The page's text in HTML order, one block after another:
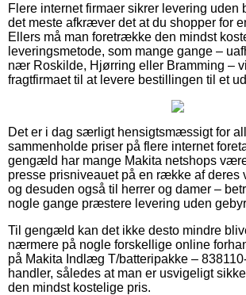
Flere internet firmaer sikrer levering uden
det meste afkræver det at du shopper for
Ellers må man foretrække den mindst
leveringsmetode, som mange gange –
nær Roskilde, Hjørring eller Bramming –
fragtfirmaet til at levere bestillingen til et
Det er i dag særligt hensigtsmæssigt for
sammenholde priser på flere internet
gengæld har mange Makita netshops
presse prisniveauet på en række af deres
og desuden også til herrer og damer –
nogle gange præstere levering uden
Til gengæld kan det ikke desto mindre
nærmere på nogle forskellige online
på Makita Indlæg T/batteripakke –
handler, således at man er usvigeligt
den mindst kostelige pris.